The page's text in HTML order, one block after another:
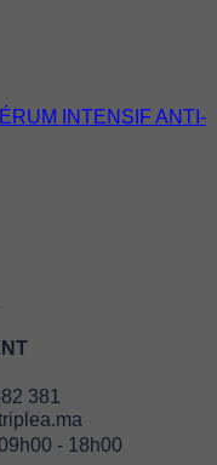
INTENSIF ANTI-
381
- 18h00